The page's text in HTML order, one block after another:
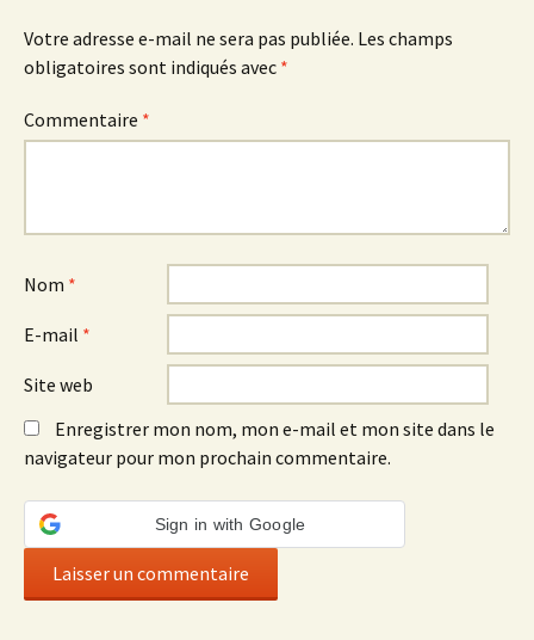
Votre adresse e-mail ne sera pas publiée. Les champs
obligatoires sont indiqués avec *
Commentaire *
Nom *
E-mail *
Site web
Enregistrer mon nom, mon e-mail et mon site dans le
navigateur pour mon prochain commentaire.
Sign in with Google